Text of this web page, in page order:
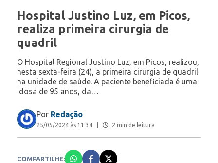
Hospital Justino Luz, em Picos,
realiza primeira cirurgia de
quadril
O Hospital Regional Justino Luz, em Picos, realizou,
nesta sexta-feira (24), a primeira cirurgia de quadril
na unidade de saúde. A paciente beneficiada é uma
idosa de 95 anos, da…
Por Redação
25/05/2024 às 11:34 2 min de leitura
COMPARTILHE: